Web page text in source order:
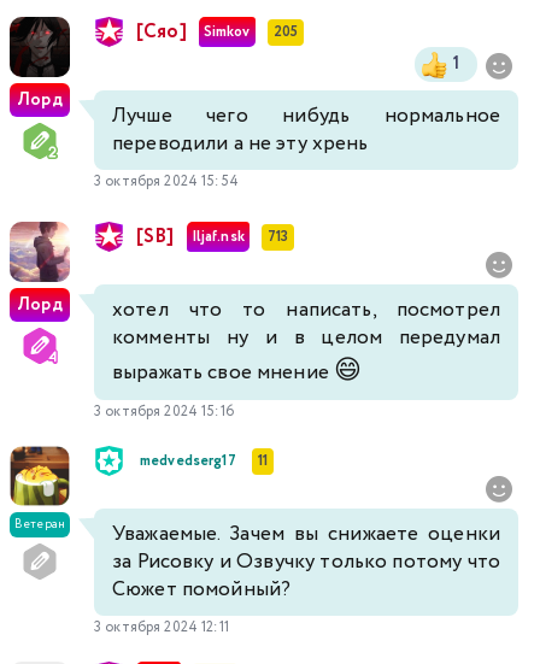
Лорд
[Сяо] Simkov 205
1
Лучше чего нибудь нормальное
переводили а не эту хрень
3 октября 2024 15:54
Лорд
[SB] Iljaf.nsk 713
хотел что то написать, посмотрел
комменты ну и в целом передумал
выражать свое мнение 😄
3 октября 2024 15:16
Ветеран
medvedserg17 11
Уважаемые. Зачем вы снижаете оценки
за Рисовку и Озвучку только потому что
Сюжет помойный?
3 октября 2024 12:11